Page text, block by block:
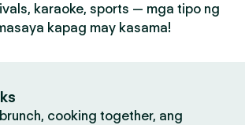
karaoke, sports — mga tipo ng
kapag may kasama!
cooking together, ang